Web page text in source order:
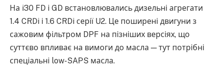
На i30 FD і GD встановлювались дизельні агрегати
1.4 CRDi і 1.6 CRDi серії U2. Це поширені двигуни з
сажовим фільтром DPF на пізніших версіях, що
суттєво впливає на вимоги до масла — тут потрібні
спеціальні low-SAPS масла.